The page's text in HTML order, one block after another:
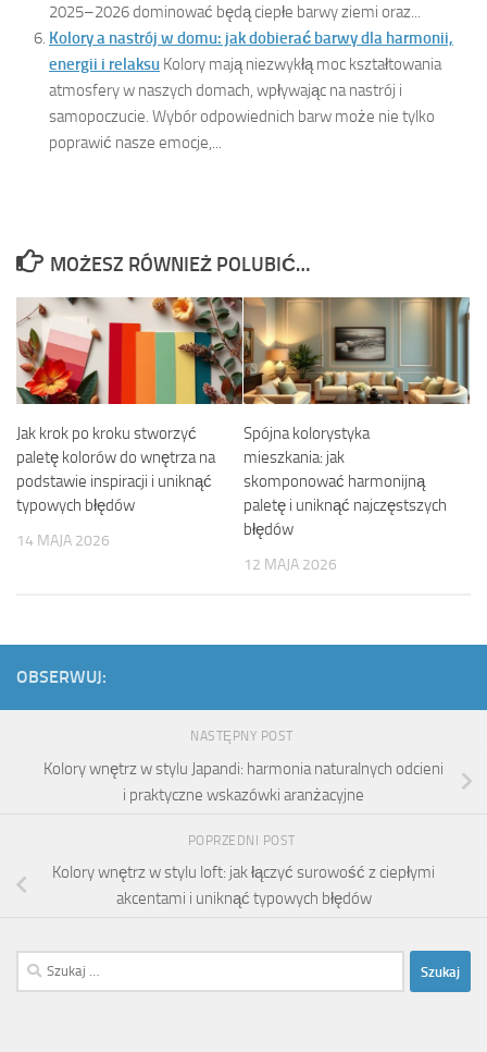
2025–2026 dominować będą ciepłe barwy ziemi oraz...
Kolory a nastrój w domu: jak dobierać barwy dla harmonii,
energii i relaksu Kolory mają niezwykłą moc kształtowania
atmosfery w naszych domach, wpływając na nastrój i
samopoczucie. Wybór odpowiednich barw może nie tylko
poprawić nasze emocje,...
MOŻESZ RÓWNIEŻ POLUBIĆ…
Jak krok po kroku stworzyć
paletę kolorów do wnętrza na
podstawie inspiracji i uniknąć
typowych błędów
14 MAJA 2026
Spójna kolorystyka
mieszkania: jak
skomponować harmonijną
paletę i uniknąć najczęstszych
błędów
12 MAJA 2026
OBSERWUJ:
NASTĘPNY POST
Kolory wnętrz w stylu Japandi: harmonia naturalnych odcieni
i praktyczne wskazówki aranżacyjne
POPRZEDNI POST
Kolory wnętrz w stylu loft: jak łączyć surowość z ciepłymi
akcentami i uniknąć typowych błędów
Szukaj: